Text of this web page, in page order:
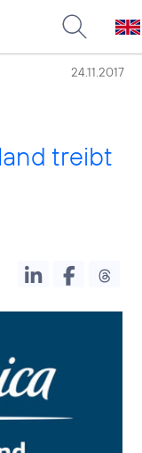
24.11.2017
treibt